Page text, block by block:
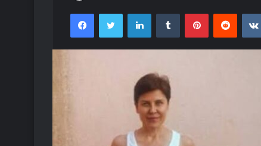
FacebookTwitter LinkedInTumblr PinterestReddit